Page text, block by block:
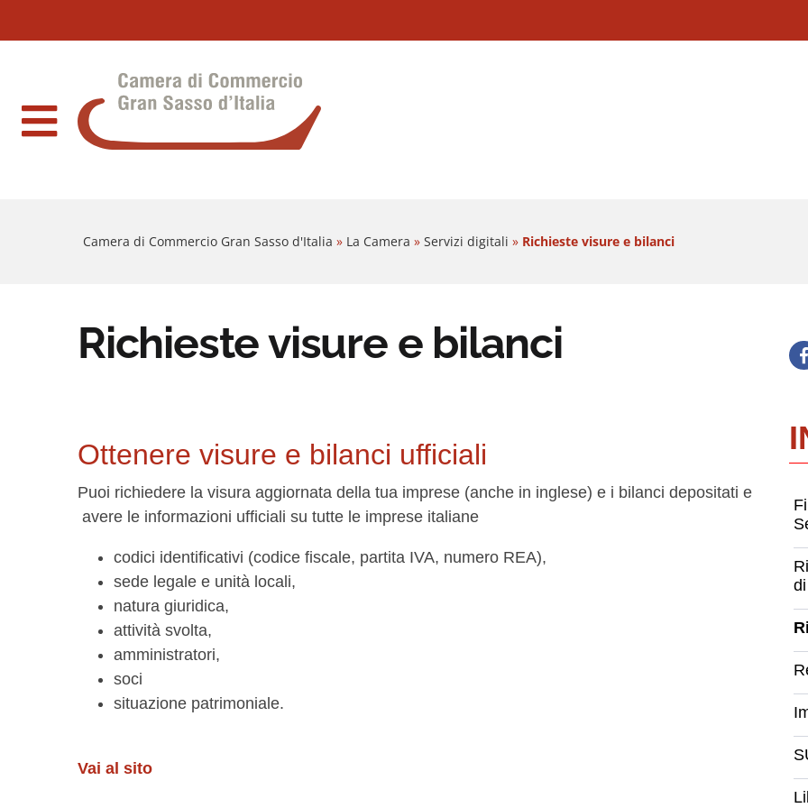
Vai al Contenuto principale della pagina
Vai al footer
Camera di Commercio Gran Sasso d'Italia
Camera di Commercio Gran Sasso d'Italia » La Camera » Servizi digitali » Richieste visure e bilanci
Richieste visure e bilanci
Ottenere visure e bilanci ufficiali
Puoi richiedere la visura aggiornata della tua imprese (anche in inglese) e i bilanci depositati e
avere le informazioni ufficiali su tutte le imprese italiane
codici identificativi (codice fiscale, partita IVA, numero REA),
sede legale e unità locali,
natura giuridica,
attività svolta,
amministratori,
soci
situazione patrimoniale.
Vai al sito